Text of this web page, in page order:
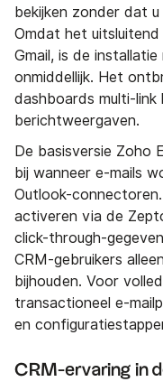
bekijken zonder dat
Omdat het
Gmail, is de
onmiddellijk. Het
dashboards multi-link
berichtweergaven.
De basisversie Zoho
bij wanneer e-mails
Outlook-
activeren via de
click-through-
CRM-gebruikers
bijhouden. Voor
transactioneel e-
en
CRM-ervaring in